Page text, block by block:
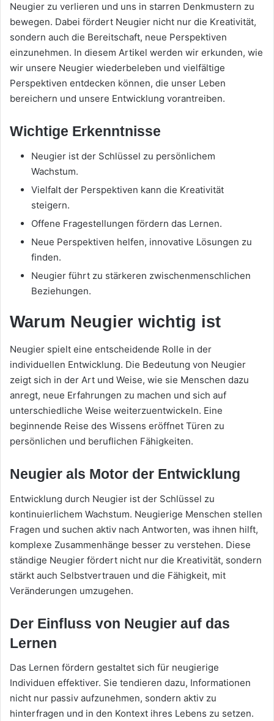
Neugier zu verlieren und uns in starren Denkmustern zu
bewegen. Dabei fördert Neugier nicht nur die Kreativität,
sondern auch die Bereitschaft, neue Perspektiven
einzunehmen. In diesem Artikel werden wir erkunden, wie
wir unsere Neugier wiederbeleben und vielfältige
Perspektiven entdecken können, die unser Leben
bereichern und unsere Entwicklung vorantreiben.
Wichtige Erkenntnisse
Neugier ist der Schlüssel zu persönlichem
Wachstum.
Vielfalt der Perspektiven kann die Kreativität
steigern.
Offene Fragestellungen fördern das Lernen.
Neue Perspektiven helfen, innovative Lösungen zu
finden.
Neugier führt zu stärkeren zwischenmenschlichen
Beziehungen.
Warum Neugier wichtig ist
Neugier spielt eine entscheidende Rolle in der
individuellen Entwicklung. Die Bedeutung von Neugier
zeigt sich in der Art und Weise, wie sie Menschen dazu
anregt, neue Erfahrungen zu machen und sich auf
unterschiedliche Weise weiterzuentwickeln. Eine
beginnende Reise des Wissens eröffnet Türen zu
persönlichen und beruflichen Fähigkeiten.
Neugier als Motor der Entwicklung
Entwicklung durch Neugier ist der Schlüssel zu
kontinuierlichem Wachstum. Neugierige Menschen stellen
Fragen und suchen aktiv nach Antworten, was ihnen hilft,
komplexe Zusammenhänge besser zu verstehen. Diese
ständige Neugier fördert nicht nur die Kreativität, sondern
stärkt auch Selbstvertrauen und die Fähigkeit, mit
Veränderungen umzugehen.
Der Einfluss von Neugier auf das
Lernen
Das Lernen fördern gestaltet sich für neugierige
Individuen effektiver. Sie tendieren dazu, Informationen
nicht nur passiv aufzunehmen, sondern aktiv zu
hinterfragen und in den Kontext ihres Lebens zu setzen.